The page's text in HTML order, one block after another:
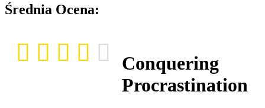
Średnia Ocena:
Conquering
Procrastination